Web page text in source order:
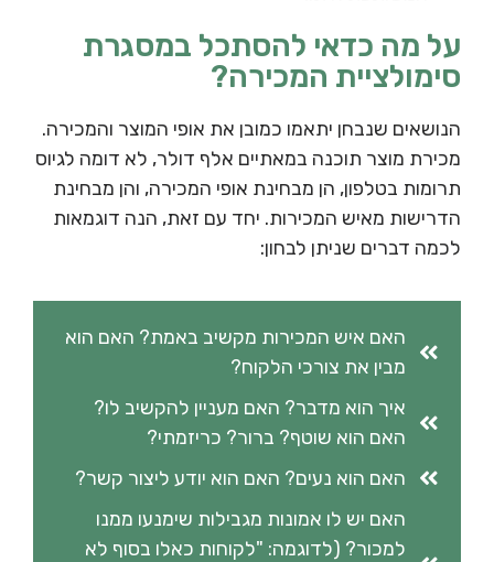
על מה כדאי להסתכל במסגרת
סימולציית המכירה?
הנושאים שנבחן יתאמו כמובן את אופי המוצר והמכירה.
מכירת מוצר תוכנה במאתיים אלף דולר, לא דומה לגיוס
תרומות בטלפון, הן מבחינת אופי המכירה, והן מבחינת
הדרישות מאיש המכירות. יחד עם זאת, הנה דוגמאות
לכמה דברים שניתן לבחון:
האם איש המכירות מקשיב באמת? האם הוא
מבין את צורכי הלקוח?
איך הוא מדבר? האם מעניין להקשיב לו?
האם הוא שוטף? ברור? כריזמתי?
האם הוא נעים? האם הוא יודע ליצור קשר?
האם יש לו אמונות מגבילות שימנעו ממנו
למכור? (לדוגמה: "לקוחות כאלו בסוף לא